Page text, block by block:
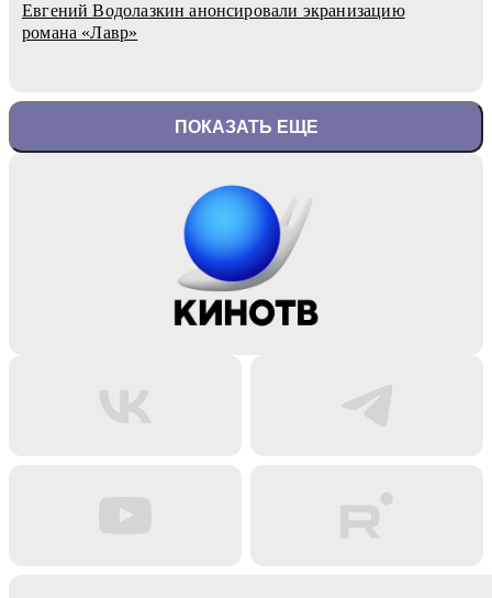
Евгений Водолазкин анонсировали экранизацию
романа «Лавр»
ПОКАЗАТЬ ЕЩЕ